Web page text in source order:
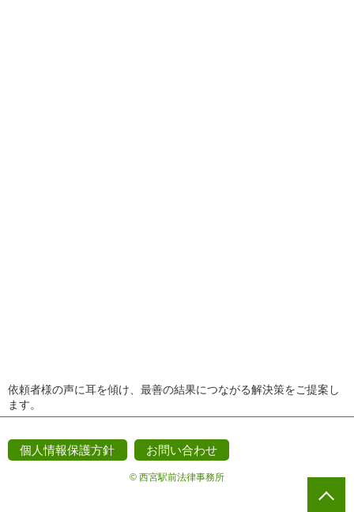
依頼者様の声に耳を傾け、最善の結果につながる解決策をご提案し
ます。
個人情報保護方針 お問い合わせ
© 西宮駅前法律事務所